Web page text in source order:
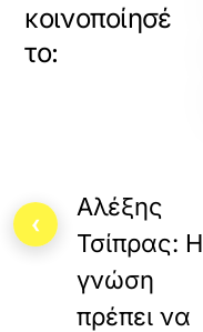
Αλέξης
Τσίπρας: Η
γνώση
πρέπει να
‹